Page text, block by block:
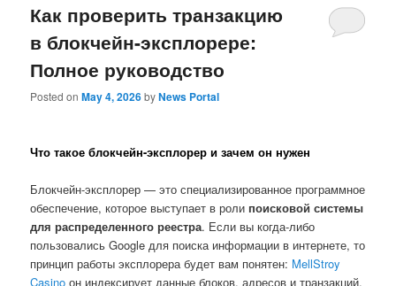
Как проверить транзакцию
в блокчейн-эксплорере:
Полное руководство
Posted onMay 4, 2026byNews Portal
Что такое блокчейн-эксплорер и зачем он нужен
Блокчейн-эксплорер — это специализированное программное
обеспечение, которое выступает в роли поисковой системы
для распределенного реестра. Если вы когда-либо
пользовались Google для поиска информации в интернете, то
принцип работы эксплорера будет вам понятен: MellStroy
Casino он индексирует данные блоков, адресов и транзакций,